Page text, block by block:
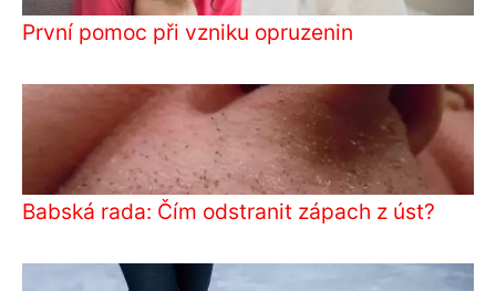
První pomoc při vzniku opruzenin
Babská rada: Čím odstranit zápach z úst?